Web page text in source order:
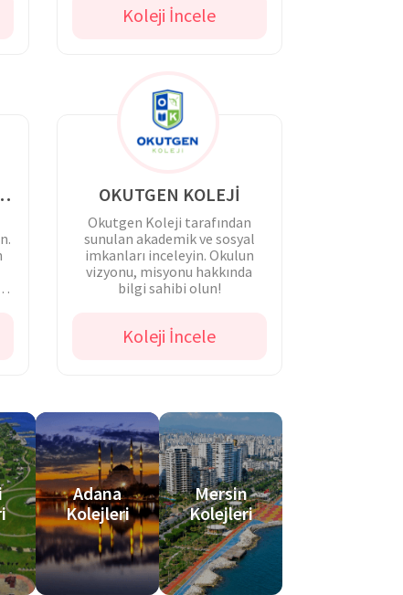
Koleji İncele
OKUTGEN KOLEJİ
Okutgen Koleji tarafından
sunulan akademik ve sosyal
imkanları inceleyin. Okulun
vizyonu, misyonu hakkında
bilgi sahibi olun!
Koleji İncele
Adana
Kolejleri
Mersin
Kolejleri